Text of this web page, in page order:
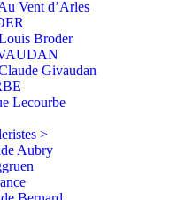
Vent d’Arles
Broder
Givaudan
Lecourbe
>
Aubry